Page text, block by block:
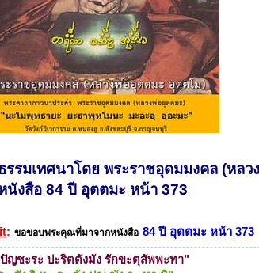
รรมเทศนาโดย พระราชอุดมมงคล (หลว
นังสือ 84 ปี อุตตมะ หน้า 373
: ขอขอบพระคุณที่มาจากหนังสือ 84 ปี อุตตมะ หน้า 373
ญชะระ ปะริตตังมัง รักขะตุสัพพะทา"